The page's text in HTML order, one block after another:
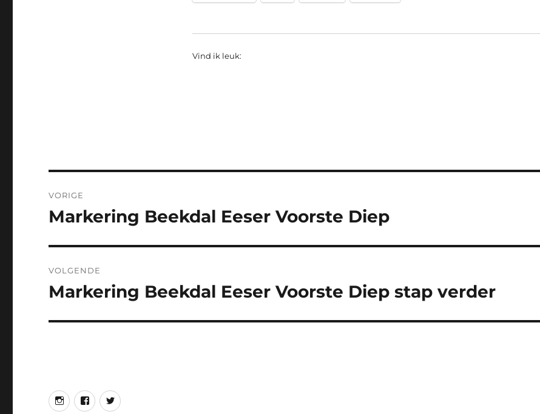
Vind ik leuk:
navigatie
VORIGE
Vorig
Markering Beekdal Eeser Voorste Diep
VOLGENDE
Volgend
Markering Beekdal Eeser Voorste Diep stap verder
Instagram
FacebookTwitter